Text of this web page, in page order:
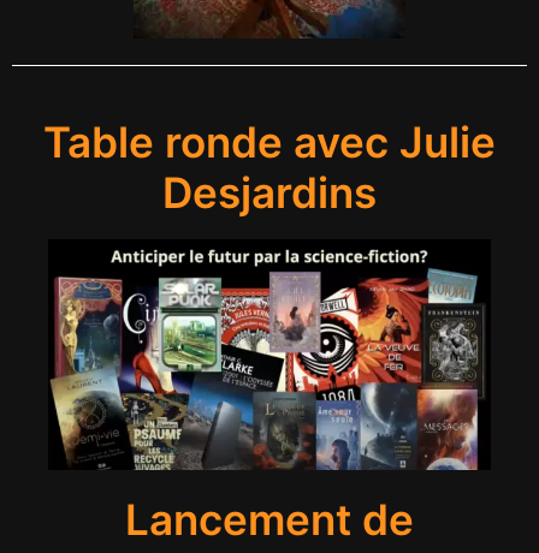
Table ronde avec Julie
Desjardins
Lancement de